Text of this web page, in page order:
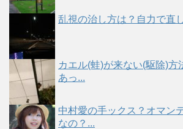
乱視の治し方は？自力で直
カエル(蛙)が来ない(駆除)方
あっ...
中村愛の手ックス？オマン
なの？...